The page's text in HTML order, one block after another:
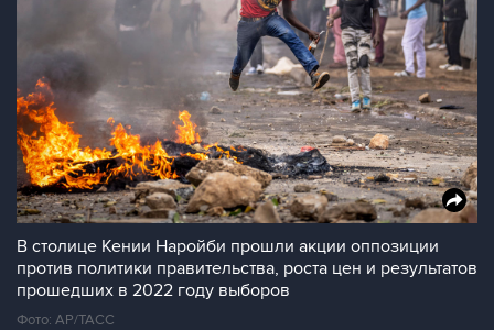
В столице Кении Наройби прошли акции оппозиции
против политики правительства, роста цен и результатов
прошедших в 2022 году выборов
Фото: АР/ТАСС